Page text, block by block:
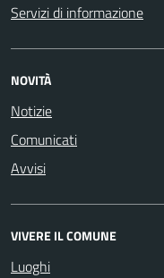
Servizi di informazione
NOVITÀ
Notizie
Comunicati
Avvisi
VIVERE IL COMUNE
Luoghi